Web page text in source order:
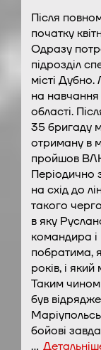
Після
початку
Одразу
підрозділ
місті
на навчання
області.
35 бригаду
отриману в
пройшов
Періодично
на схід до
такого
в яку
командира
побратима,
років, і
Таким
був
бойові
…